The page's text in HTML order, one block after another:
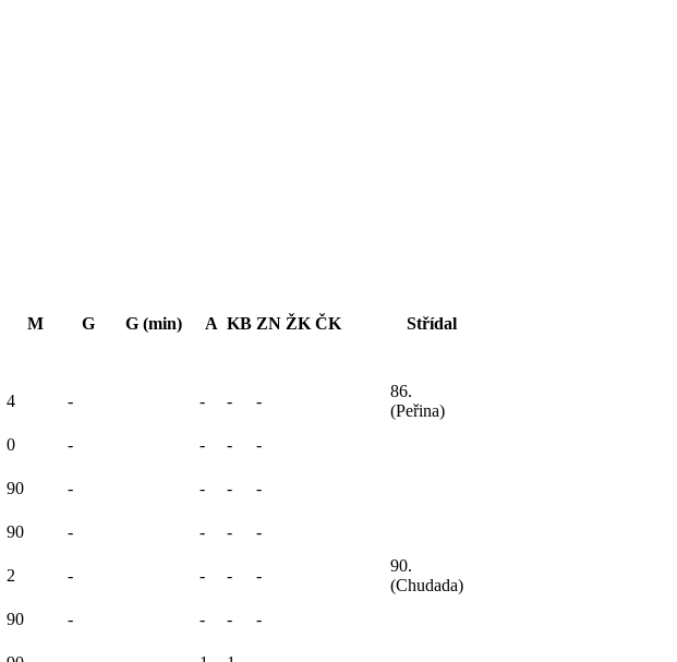
M G G (min) A KB ZN ŽK ČK Střídal
4 - - - -
86.
(Peřina)
0 - - - -
90 - - - -
90 - - - -
2 - - - -
90.
(Chudada)
90 - - - -